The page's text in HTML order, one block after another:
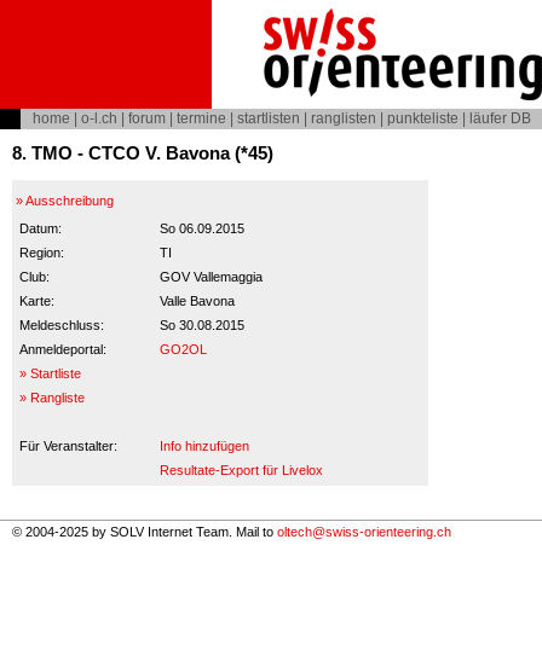
home o-l.ch forum termine startlisten ranglisten punkteliste läufer DB
8. TMO - CTCO V. Bavona (*45)
» Ausschreibung
Datum:
So 06.09.2015
Region:
TI
Club:
GOV Vallemaggia
Karte:
Valle Bavona
Meldeschluss:
So 30.08.2015
Anmeldeportal:
GO2OL
» Startliste
» Rangliste
Für Veranstalter:
Info hinzufügen
Resultate-Export für Livelox
© 2004-2025 by SOLV Internet Team. Mail to oltech@swiss-orienteering.ch